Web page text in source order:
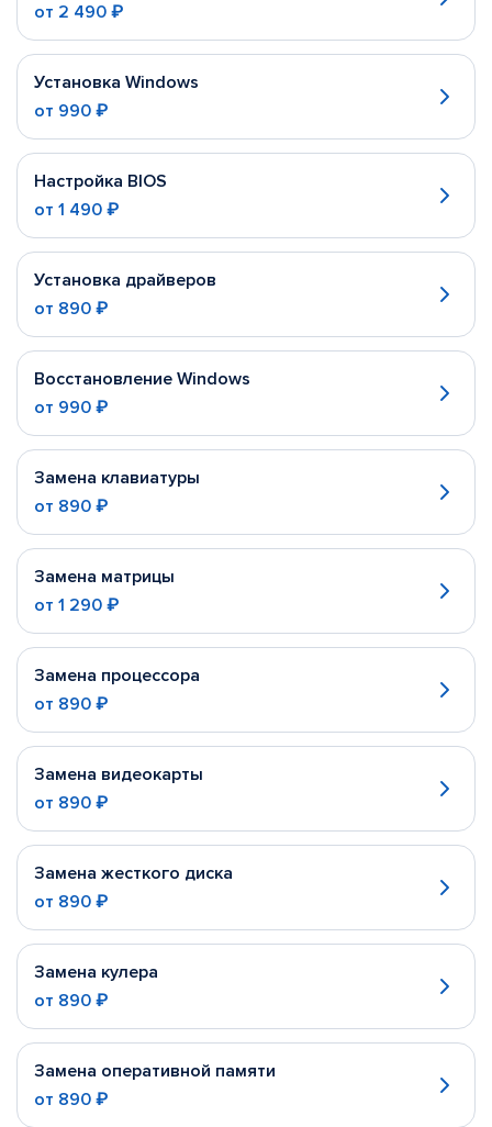
от 2 490 ₽
Установка Windows
от 990 ₽
Настройка BIOS
от 1 490 ₽
Установка драйверов
от 890 ₽
Восстановление Windows
от 990 ₽
Замена клавиатуры
от 890 ₽
Замена матрицы
от 1 290 ₽
Замена процессора
от 890 ₽
Замена видеокарты
от 890 ₽
Замена жесткого диска
от 890 ₽
Замена кулера
от 890 ₽
Замена оперативной памяти
от 890 ₽